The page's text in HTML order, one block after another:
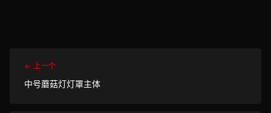
← 上一个
中号蘑菇灯灯罩主体